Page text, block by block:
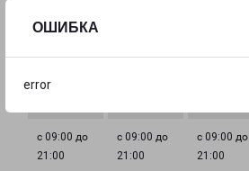
ОШИБКА
error
с 09:00 до
21:00
с 09:00 до
21:00
с 09:00 до
21:00